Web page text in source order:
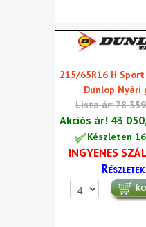
215/65R16 H Sport
Dunlop Nyári
Lista ár: 78
Akciós ár! 43
Készleten
INGYENES